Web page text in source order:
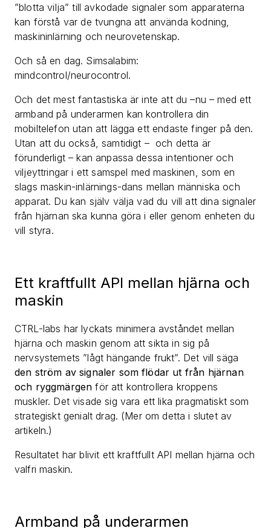
”blotta vilja” till avkodade signaler som apparaterna
kan förstå var de tvungna att använda kodning,
maskininlärning och neurovetenskap.
Och så en dag. Simsalabim:
mindcontrol/neurocontrol.
Och det mest fantastiska är inte att du –nu – med ett
armband på underarmen kan kontrollera din
mobiltelefon utan att lägga ett endaste finger på den.
Utan att du också, samtidigt – och detta är
förunderligt – kan anpassa dessa intentioner och
viljeyttringar i ett samspel med maskinen, som en
slags maskin-inlärnings-dans mellan människa och
apparat. Du kan själv välja vad du vill att dina signaler
från hjärnan ska kunna göra i eller genom enheten du
vill styra.
Ett kraftfullt API mellan hjärna och
maskin
CTRL-labs har lyckats minimera avståndet mellan
hjärna och maskin genom att sikta in sig på
nervsystemets ”lågt hängande frukt”. Det vill säga
den ström av signaler som flödar ut från hjärnan
och ryggmärgen för att kontrollera kroppens
muskler. Det visade sig vara ett lika pragmatiskt som
strategiskt genialt drag. (Mer om detta i slutet av
artikeln.)
Resultatet har blivit ett kraftfullt API mellan hjärna och
valfri maskin.
Armband på underarmen